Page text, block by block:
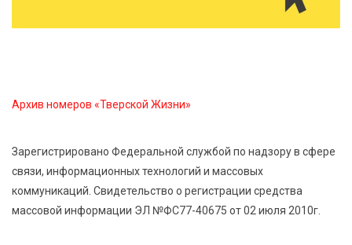
ленту по мотивам басни «Карась»
6 Авг 2026 13:38 386
Архив номеров «Тверской Жизни»
Зарегистрировано Федеральной службой по надзору в сфере
связи, информационных технологий и массовых
коммуникаций. Свидетельство о регистрации средства
массовой информации ЭЛ №ФС77-40675 от 02 июля 2010г.